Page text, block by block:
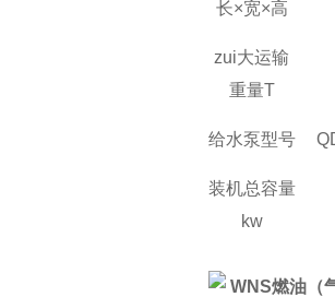
长×宽×高
zui大运输
重量T
给水泵型号
装机总容量
kw
WNS燃油（